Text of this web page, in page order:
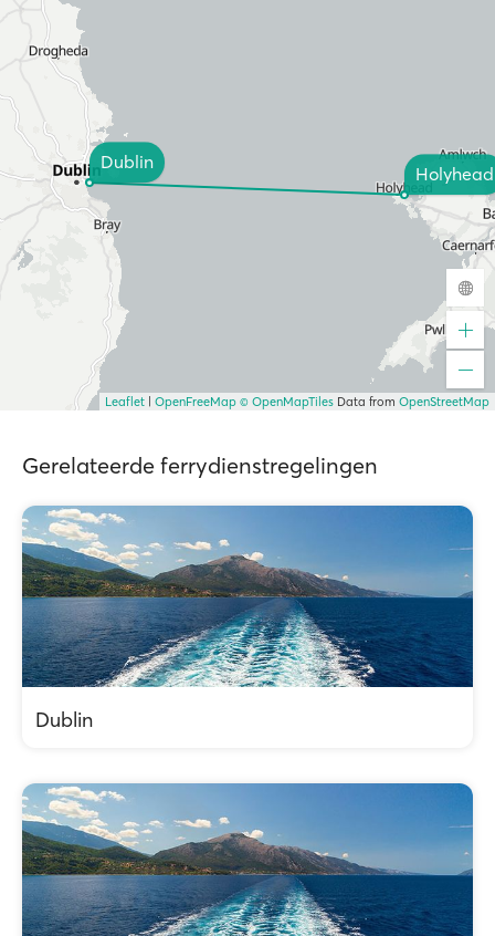
Dublin
Holyhead
Leaflet OpenFreeMap © OpenMapTiles Data from OpenStreetMap
Gerelateerde ferrydienstregelingen
Dublin